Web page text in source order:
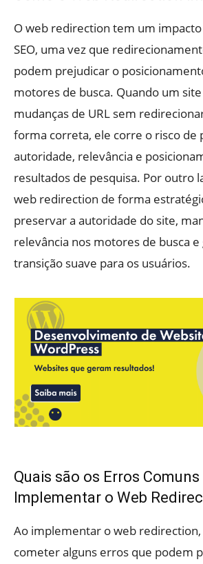
O web redirection tem um
SEO, uma vez que
podem prejudicar o
motores de busca. Quando um
mudanças de URL sem
forma correta, ele corre o risco de
autoridade, relevância e
resultados de pesquisa. Por outro
web redirection de forma
preservar a autoridade do site,
relevância nos motores de busca
transição suave para os usuários.
Quais são os Erros Comuns
Implementar o Web
Ao implementar o web
cometer alguns erros que podem